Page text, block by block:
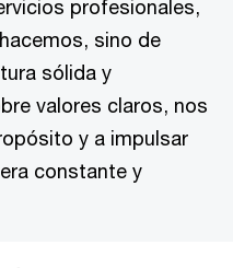
profesionales,
sino de
sólida y
valores claros, nos
y a impulsar
constante y